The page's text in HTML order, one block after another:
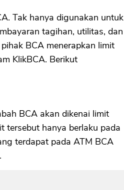
Tak hanya digunakan untuk
tagihan, utilitas, dan
BCA menerapkan limit
KlikBCA. Berikut
BCA akan dikenai limit
tersebut hanya berlaku pada
terdapat pada ATM BCA